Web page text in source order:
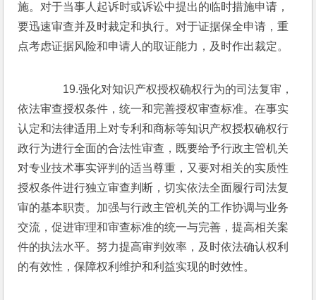
施。对于当事人起诉时或诉讼中提出的临时措施申请，
要迅速审查并及时裁定和执行。对于证据保全申请，重
点考虑证据风险和申请人的取证能力，及时作出裁定。
19.强化对知识产权授权确权行为的司法复审，
依法审查授权条件，统一和完善授权审查标准。在事实
认定和法律适用上对专利和商标等知识产权授权确权行
政行为进行全面的合法性审查，既要给予行政主管机关
对专业技术事实评判的适当尊重，又要对相关的实质性
授权条件进行独立审查判断，切实依法全面履行司法复
审的基本职责。加强与行政主管机关的工作协调与业务
交流，促进审理和审查标准的统一与完善，提高相关案
件的执法水平。努力提高审判效率，及时依法确认权利
的有效性，保障权利维护和利益实现的时效性。